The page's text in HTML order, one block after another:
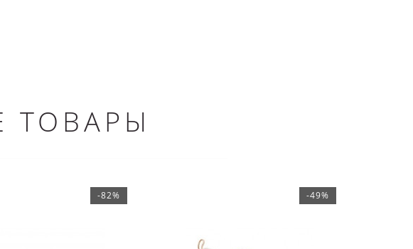
ТОВАРЫ
-82% -49%